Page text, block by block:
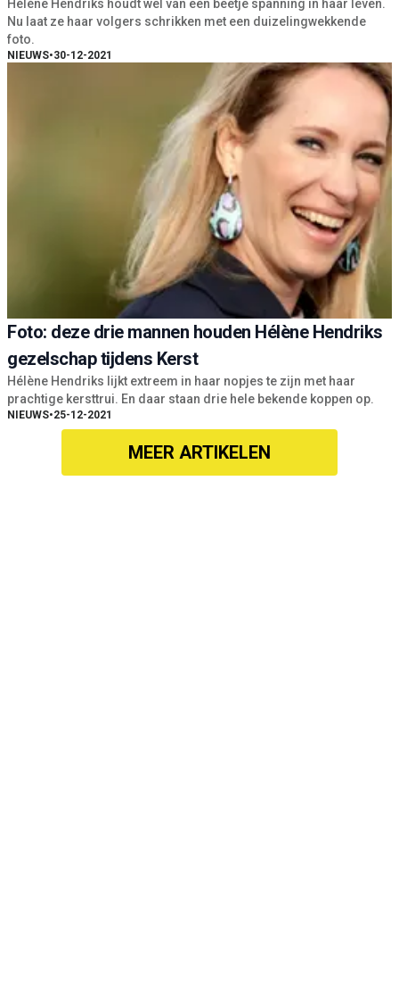
Hélène Hendriks houdt wel van een beetje spanning in haar leven.
Nu laat ze haar volgers schrikken met een duizelingwekkende
foto.
NIEUWS•30-12-2021
Foto: deze drie mannen houden Hélène Hendriks
gezelschap tijdens Kerst
Hélène Hendriks lijkt extreem in haar nopjes te zijn met haar
prachtige kersttrui. En daar staan drie hele bekende koppen op.
NIEUWS•25-12-2021
MEER ARTIKELEN